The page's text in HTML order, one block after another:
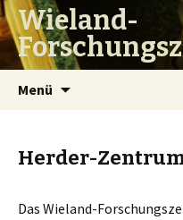
Wieland-
Menü
Herder-
Das Wieland-